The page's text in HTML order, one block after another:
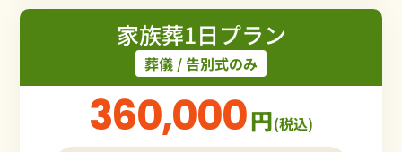
家族葬1日プラン
葬儀 / 告別式のみ
360,000円(税込)